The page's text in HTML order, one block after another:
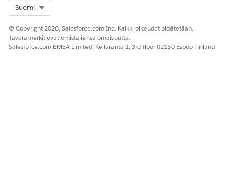
Suomi
© Copyright 2026, Salesforce.com Inc. Kaikki oikeudet pidätetään.
Tavaramerkit ovat omistajiensa omaisuutta.
Salesforce.com EMEA Limited, Keilaranta 1, 3rd floor 02150 Espoo Finland